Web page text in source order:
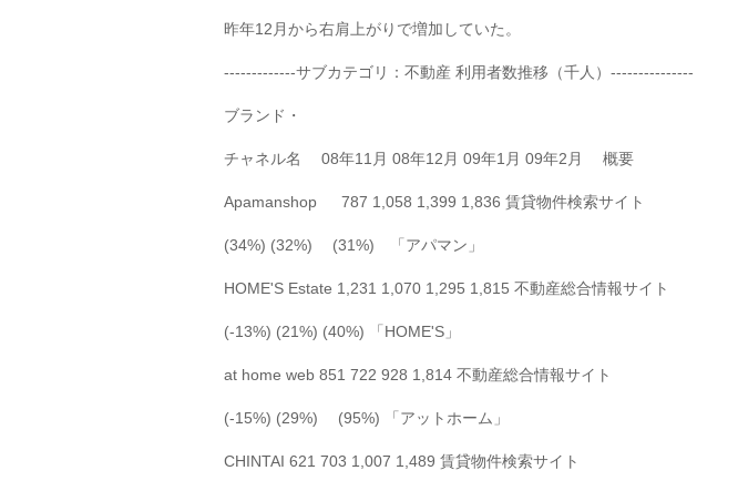
昨年12月から右肩上がりで増加していた。
-------------サブカテゴリ：不動産 利用者数推移（千人）---------------
ブランド・
チャネル名 08年11月 08年12月 09年1月 09年2月 概要
Apamanshop 787 1,058 1,399 1,836 賃貸物件検索サイト
(34%) (32%) (31%) 「アパマン」
HOME'S Estate 1,231 1,070 1,295 1,815 不動産総合情報サイト
(-13%) (21%) (40%) 「HOME'S」
at home web 851 722 928 1,814 不動産総合情報サイト
(-15%) (29%) (95%) 「アットホーム」
CHINTAI 621 703 1,007 1,489 賃貸物件検索サイト